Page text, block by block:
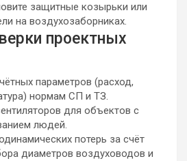
защитные козырьки или
на воздухозаборниках.
проектных
параметров (расход,
нормам СП и ТЗ.
для объектов с
людей.
потерь за счёт
диаметров воздуховодов и